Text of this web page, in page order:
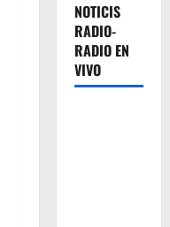
NOTICIS
RADIO-
RADIO EN
VIVO